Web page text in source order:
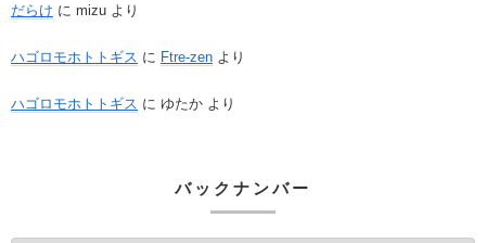
だらけ に mizu より
ハゴロモホトトギス に Ftre-zen より
ハゴロモホトトギス に ゆたか より
バックナンバー